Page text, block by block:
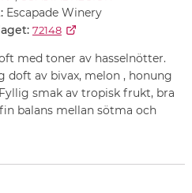
Escapade Winery
72148
med toner av hasselnötter.
doft av bivax, melon , honung
smak av tropisk frukt, bra
balans mellan sötma och